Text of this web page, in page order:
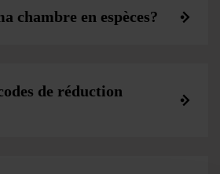
chambre en espèces?
de réduction